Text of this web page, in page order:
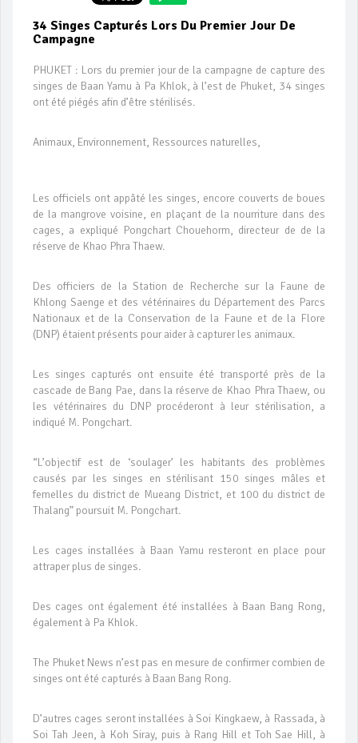
34 Singes Capturés Lors Du Premier Jour De
Campagne
PHUKET : Lors du premier jour de la campagne de capture des
singes de Baan Yamu à Pa Khlok, à l’est de Phuket, 34 singes
ont été piégés afin d’être stérilisés.
Animaux, Environnement, Ressources naturelles,
Les officiels ont appâté les singes, encore couverts de boues
de la mangrove voisine, en plaçant de la nourriture dans des
cages, a expliqué Pongchart Chouehorm, directeur de de la
réserve de Khao Phra Thaew.
Des officiers de la Station de Recherche sur la Faune de
Khlong Saenge et des vétérinaires du Département des Parcs
Nationaux et de la Conservation de la Faune et de la Flore
(DNP) étaient présents pour aider à capturer les animaux.
Les singes capturés ont ensuite été transporté près de la
cascade de Bang Pae, dans la réserve de Khao Phra Thaew, ou
les vétérinaires du DNP procéderont à leur stérilisation, a
indiqué M. Pongchart.
“L’objectif est de ‘soulager’ les habitants des problèmes
causés par les singes en stérilisant 150 singes mâles et
femelles du district de Mueang District, et 100 du district de
Thalang” poursuit M. Pongchart.
Les cages installées à Baan Yamu resteront en place pour
attraper plus de singes.
Des cages ont également été installées à Baan Bang Rong,
également à Pa Khlok.
The Phuket News n’est pas en mesure de confirmer combien de
singes ont été capturés à Baan Bang Rong.
D’autres cages seront installées à Soi Kingkaew, à Rassada, à
Soi Tah Jeen, à Koh Siray, puis à Rang Hill et Toh Sae Hill, à